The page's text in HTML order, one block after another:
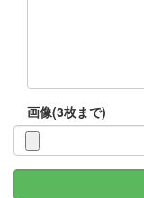
画像(3枚まで)